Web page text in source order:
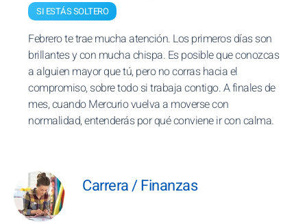
SI ESTÁS SOLTERO
Febrero te trae mucha atención. Los primeros días son
brillantes y con mucha chispa. Es posible que conozcas
a alguien mayor que tú, pero no corras hacia el
compromiso, sobre todo si trabaja contigo. A finales de
mes, cuando Mercurio vuelva a moverse con
normalidad, entenderás por qué conviene ir con calma.
Carrera / Finanzas